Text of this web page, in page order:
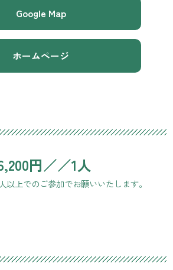
Google Map
ホームぺージ
円／／1人
以上でのご参加でお願いいたします。